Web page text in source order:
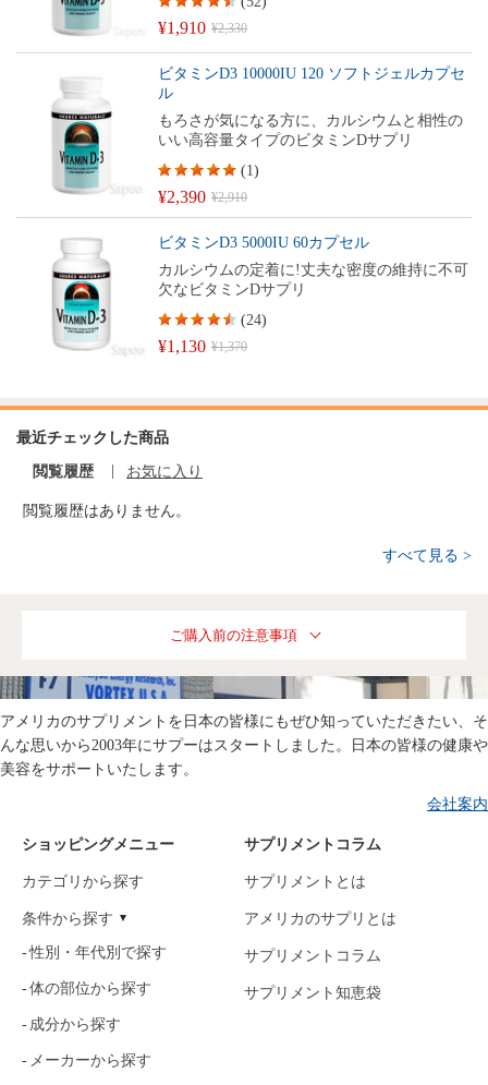
¥1,910 ¥2,330
ビタミンD3 10000IU 120 ソフトジェルカプセ
ル
もろさが気になる方に、カルシウムと相性の
いい高容量タイプのビタミンDサプリ
¥2,390 ¥2,910
(1)
ビタミンD3 5000IU 60カプセル
カルシウムの定着に!丈夫な密度の維持に不可
欠なビタミンDサプリ
¥1,130 ¥1,370
(24)
最近チェックした商品
閲覧履歴 お気に入り
閲覧履歴はありません。
すべて見る >
ご購入前の注意事項
アメリカのサプリメントを日本の皆様にもぜひ知っていただきたい、そ
んな思いから2003年にサプーはスタートしました。日本の皆様の健康や
美容をサポートいたします。
会社案内
ショッピングメニュー
カテゴリから探す
条件から探す
性別・年代別で探す
体の部位から探す
成分から探す
メーカーから探す
サプリメントコラム
サプリメントとは
アメリカのサプリとは
サプリメントコラム
サプリメント知恵袋